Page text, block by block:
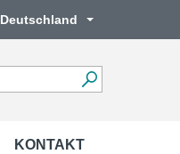
Deutschland
KONTAKT